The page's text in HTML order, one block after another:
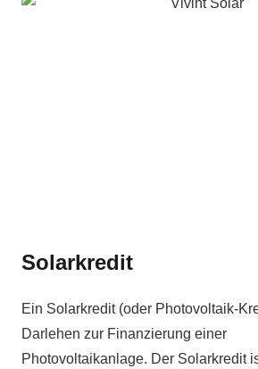
Solarkredit
Ein Solarkredit (oder Photovoltaik-
Darlehen zur Finanzierung einer
Photovoltaikanlage. Der Solarkredit